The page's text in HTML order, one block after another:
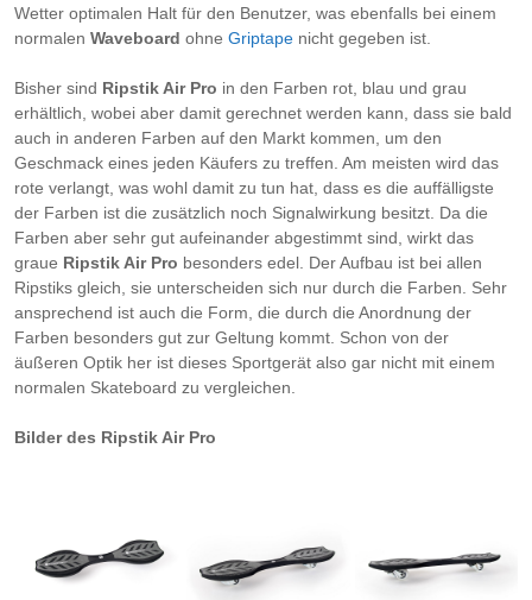
Wetter optimalen Halt für den Benutzer, was ebenfalls bei einem
normalenWaveboard ohneGriptape nicht gegeben ist.
Bisher sind Ripstik Air Pro in den Farben rot, blau und grau
erhältlich, wobei aber damit gerechnet werden kann, dass sie bald
auch in anderen Farben auf den Markt kommen, um den
Geschmack eines jeden Käufers zu treffen. Am meisten wird das
rote verlangt, was wohl damit zu tun hat, dass es die auffälligste
der Farben ist die zusätzlich noch Signalwirkung besitzt. Da die
Farben aber sehr gut aufeinander abgestimmt sind, wirkt das
graue Ripstik Air Pro besonders edel. Der Aufbau ist bei allen
Ripstiks gleich, sie unterscheiden sich nur durch die Farben. Sehr
ansprechend ist auch die Form, die durch die Anordnung der
Farben besonders gut zur Geltung kommt. Schon von der
äußeren Optik her ist dieses Sportgerät also gar nicht mit einem
normalen Skateboard zu vergleichen.
Bilder des Ripstik Air Pro